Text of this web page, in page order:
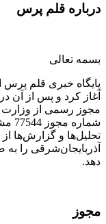
درباره قلم پرس
بسمه تعالی
مجوز رسمی از وزارت
تحلیل‌ها و گزارش‌ها از
آذربایجان‌شرقی را به
دهد.
مجوز